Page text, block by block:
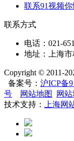
联系91视频你
联系方式
电话：021-
地址：上海
Copyright © 2011-
备案号： 沪ICP备
号
网站地图
网
技术支持：
上海网